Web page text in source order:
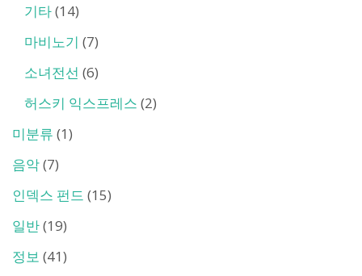
기타(14)
마비노기 (7)
소녀전선 (6)
허스키 익스프레스 (2)
미분류 (1)
음악(7)
인덱스 펀드 (15)
일반(19)
정보 (41)